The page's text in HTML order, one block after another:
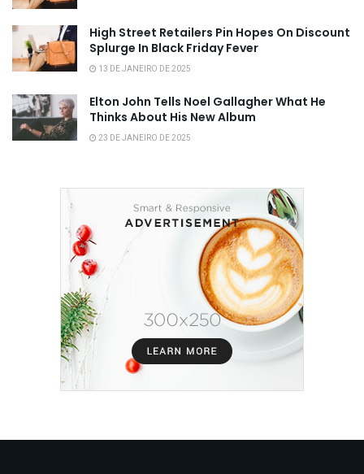
High Street Retailers Pin Hopes On Discount
Splurge In Black Friday Fever
13 DE JANEIRO DE 2025
Elton John Tells Noel Gallagher What He
Thinks About His New Album
23 DE JANEIRO DE 2025